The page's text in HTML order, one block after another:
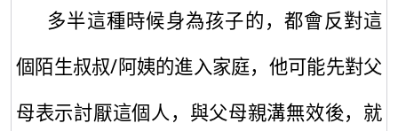
多半這種時候身為孩子的，都會反對這
個陌生叔叔/阿姨的進入家庭，他可能先對父
母表示討厭這個人，與父母親溝無效後，就